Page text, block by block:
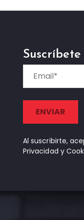
Al suscribirte,
Privacidad y